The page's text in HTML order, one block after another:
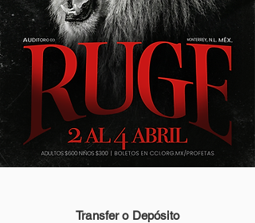
Transfer o Depósito